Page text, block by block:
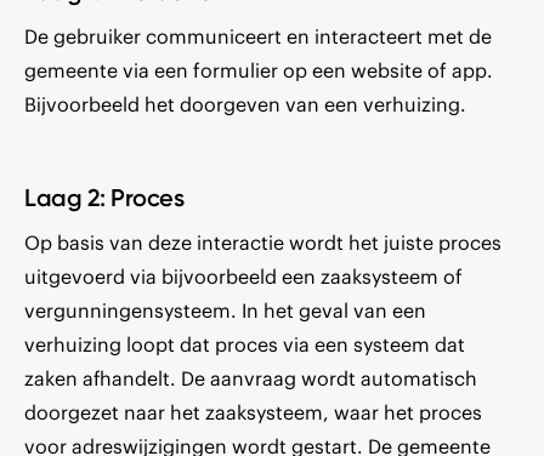
De gebruiker communiceert en interacteert met de
gemeente via een formulier op een website of app.
Bijvoorbeeld het doorgeven van een verhuizing.
Laag 2: Proces
Op basis van deze interactie wordt het juiste proces
uitgevoerd via bijvoorbeeld een zaaksysteem of
vergunningensysteem. In het geval van een
verhuizing loopt dat proces via een systeem dat
zaken afhandelt. De aanvraag wordt automatisch
doorgezet naar het zaaksysteem, waar het proces
voor adreswijzigingen wordt gestart. De gemeente